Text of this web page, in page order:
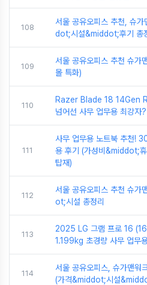
108
서울 공유오피스 추천, 슈
dot;시설&middot;후기 총
109
서울 공유오피스 추천 슈가
몰 특화)
110
Razer Blade 18 14Gen
넘어선 사무 업무용 최강자
111
사무 업무용 노트북 추천!
용 후기 (가성비&middot;
탑재)
112
서울 공유오피스 추천 슈가
ot;시설 총정리
113
2025 LG 그램 프로 16
1.199kg 초경량 사무 업무
114
서울 공유오피스, 슈가맨워
(가격&middot;시설